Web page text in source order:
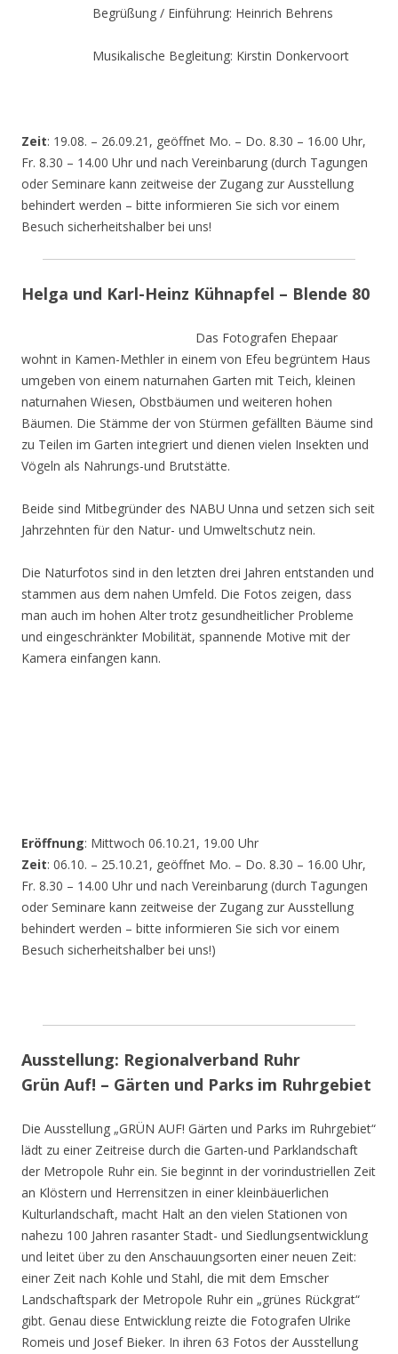
Begrüßung / Einführung: Heinrich Behrens
Musikalische Begleitung: Kirstin Donkervoort
Zeit: 19.08. – 26.09.21, geöffnet Mo. – Do. 8.30 – 16.00 Uhr,
Fr. 8.30 – 14.00 Uhr und nach Vereinbarung (durch Tagungen
oder Seminare kann zeitweise der Zugang zur Ausstellung
behindert werden – bitte informieren Sie sich vor einem
Besuch sicherheitshalber bei uns!
Helga und Karl-Heinz Kühnapfel – Blende 80
Das Fotografen Ehepaar
wohnt in Kamen-Methler in einem von Efeu begrüntem Haus
umgeben von einem naturnahen Garten mit Teich, kleinen
naturnahen Wiesen, Obstbäumen und weiteren hohen
Bäumen. Die Stämme der von Stürmen gefällten Bäume sind
zu Teilen im Garten integriert und dienen vielen Insekten und
Vögeln als Nahrungs-und Brutstätte.
Beide sind Mitbegründer des NABU Unna und setzen sich seit
Jahrzehnten für den Natur- und Umweltschutz nein.
Die Naturfotos sind in den letzten drei Jahren entstanden und
stammen aus dem nahen Umfeld. Die Fotos zeigen, dass
man auch im hohen Alter trotz gesundheitlicher Probleme
und eingeschränkter Mobilität, spannende Motive mit der
Kamera einfangen kann.
Eröffnung: Mittwoch 06.10.21, 19.00 Uhr
Zeit: 06.10. – 25.10.21, geöffnet Mo. – Do. 8.30 – 16.00 Uhr,
Fr. 8.30 – 14.00 Uhr und nach Vereinbarung (durch Tagungen
oder Seminare kann zeitweise der Zugang zur Ausstellung
behindert werden – bitte informieren Sie sich vor einem
Besuch sicherheitshalber bei uns!)
Ausstellung: Regionalverband Ruhr
Grün Auf! – Gärten und Parks im Ruhrgebiet
Die Ausstellung „GRÜN AUF! Gärten und Parks im Ruhrgebiet“
lädt zu einer Zeitreise durch die Garten-und Parklandschaft
der Metropole Ruhr ein. Sie beginnt in der vorindustriellen Zeit
an Klöstern und Herrensitzen in einer kleinbäuerlichen
Kulturlandschaft, macht Halt an den vielen Stationen von
nahezu 100 Jahren rasanter Stadt- und Siedlungsentwicklung
und leitet über zu den Anschauungsorten einer neuen Zeit:
einer Zeit nach Kohle und Stahl, die mit dem Emscher
Landschaftspark der Metropole Ruhr ein „grünes Rückgrat“
gibt. Genau diese Entwicklung reizte die Fotografen Ulrike
Romeis und Josef Bieker. In ihren 63 Fotos der Ausstellung